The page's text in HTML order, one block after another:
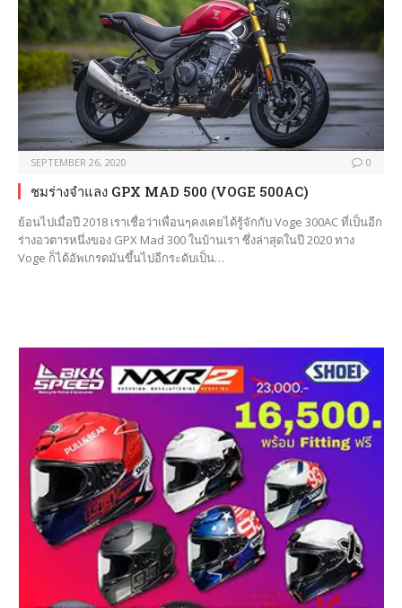
SEPTEMBER 26, 2020 0
ชมร่างจำแลง GPX MAD 500 (VOGE 500AC)
ย้อนไปเมื่อปี 2018 เราเชื่อว่าเพื่อนๆคงเคยได้รู้จักกับ Voge 300AC ที่เป็นอีก
ร่างอวตารหนึ่งของ GPX Mad 300 ในบ้านเรา ซึ่งล่าสุดในปี 2020 ทาง
Voge ก็ได้อัพเกรดมันขึ้นไปอีกระดับเป็น…